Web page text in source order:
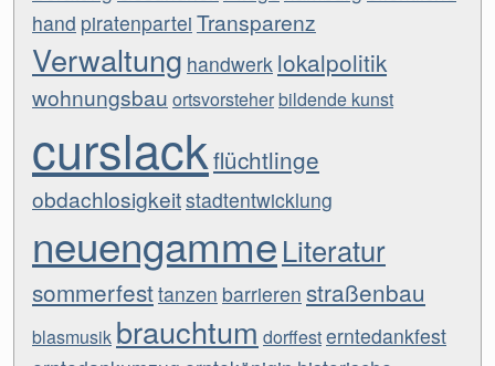
hand piratenpartei Transparenz
Verwaltung handwerk lokalpolitik
wohnungsbau ortsvorsteherbildende kunst
curslackflüchtlinge
obdachlosigkeitstadtentwicklung
neuengammeLiteratur
sommerfesttanzen barrieren straßenbau
blasmusik brauchtum dorffesterntedankfest